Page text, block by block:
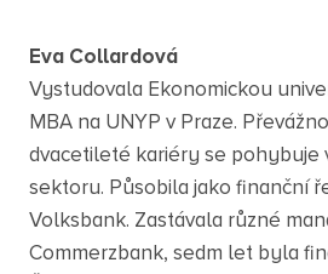
Eva Collardová
Vystudovala Ekonomickou
MBA na UNYP v Praze.
dvacetileté kariéry se pohybuje
sektoru. Působila jako finanční
Volksbank. Zastávala různé
Commerzbank, sedm let byla